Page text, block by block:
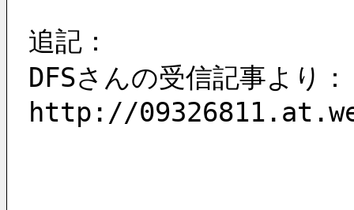
追記：
DFSさんの受信記事より：
http://